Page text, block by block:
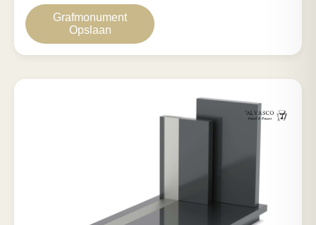
Grafmonument
Opslaan